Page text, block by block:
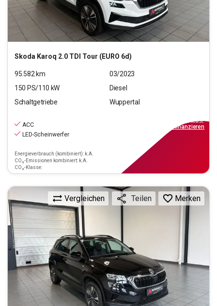
Skoda Karoq 2.0 TDI Tour (EURO 6d)
95.582km
03/2023
150 PS/110 kW
Diesel
Schaltgetriebe
Wuppertal
ACC
LED-Scheinwerfer
Energieverbrauch (kombiniert): k.A.
CO₂-Emissionen kombiniert: k.A.
CO₂-Klasse:
inkl.MwSt.
finanzieren
Vergleichen Teilen Merken